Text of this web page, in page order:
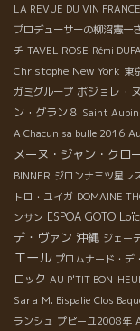
LA REVUE DU VIN FRANCE
プロデューサーの柳沼憲一
チ TAVEL ROSE Rémi
Christophe New York 東
ガミグループ ボジョレ・
ン・グラン８ Saint
A Chacun sa bulle 2016
メーヌ・ジャン・クロ
BINNER ジロンナ三ツ星レ
トロ・ユイガ DOMAINE
ンサン ESPOA GOTO
デ・ヴァン 沖縄 ジェー
エール プロムナード・デ
ロック AU P'TIT BON-
Sara M. Bispalie Clos
ランシュ プピーユ2008年